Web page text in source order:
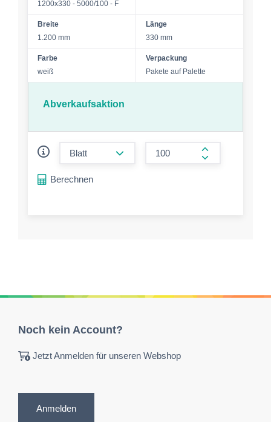
1200x330 - 5000/100 - F
Breite
1.200 mm
Länge
330 mm
Farbe
weiß
Verpackung
Pakete auf Palette
Abverkaufsaktion
form.increase-
Berechnen
Noch kein Account?
Jetzt Anmelden für unseren Webshop
Anmelden